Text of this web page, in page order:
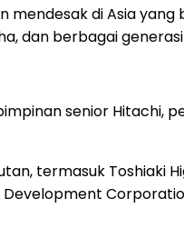
di Asia
dan berbagai
senior
termasuk Toshiaki